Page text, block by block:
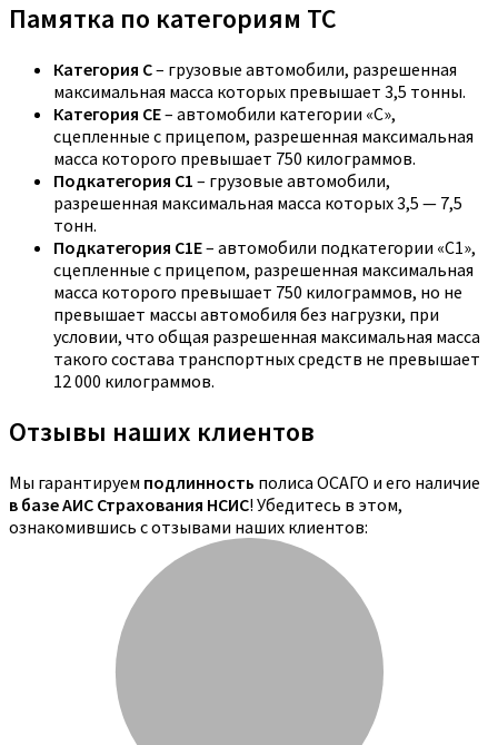
Памятка по категориям ТС
Категория C– грузовые автомобили, разрешенная
максимальная масса которых превышает 3,5 тонны.
Категория CE– автомобили категории «С»,
сцепленные с прицепом, разрешенная максимальная
масса которого превышает 750 килограммов.
Подкатегория C1 – грузовые автомобили,
разрешенная максимальная масса которых 3,5 — 7,5
тонн.
Подкатегория C1E– автомобили подкатегории «С1»,
сцепленные с прицепом, разрешенная максимальная
масса которого превышает 750 килограммов, но не
превышает массы автомобиля без нагрузки, при
условии, что общая разрешенная максимальная масса
такого состава транспортных средств не превышает
12 000 килограммов.
Отзывы наших клиентов
Мы гарантируем подлинность полиса ОСАГО и его наличие
в базе АИС Страхования НСИС! Убедитесь в этом,
ознакомившись с отзывами наших клиентов: